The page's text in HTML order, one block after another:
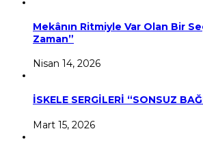
Mekânın Ritmiyle Var Olan Bir
Zaman”
Nisan 14, 2026
İSKELE SERGİLERİ “SONSUZ
Mart 15, 2026